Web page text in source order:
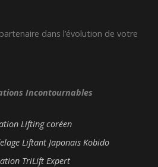
dans l’évolution de votre
Incontournables
Lifting coréen
Liftant Japonais Kobido
TriLift Expert